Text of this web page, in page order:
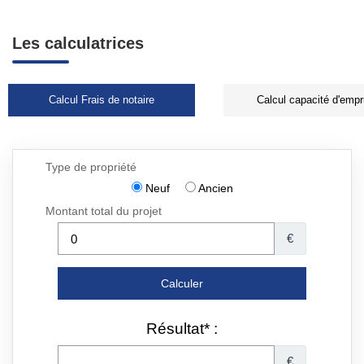
Les calculatrices
Calcul Frais de notaire Calcul capacité